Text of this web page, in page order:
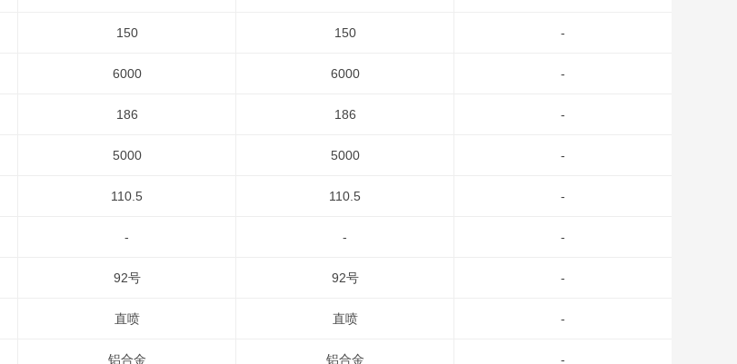
150 150 -
6000 6000 -
186 186 -
5000 5000 -
110.5 110.5 -
- - -
92号 92号 -
直喷 直喷 -
铝合金 铝合金 -